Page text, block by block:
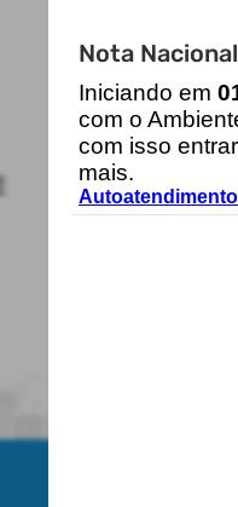
Nota Nacional
Iniciando em
com o
com isso
mais.
Autoatendimento
Acesso à
Cidadão